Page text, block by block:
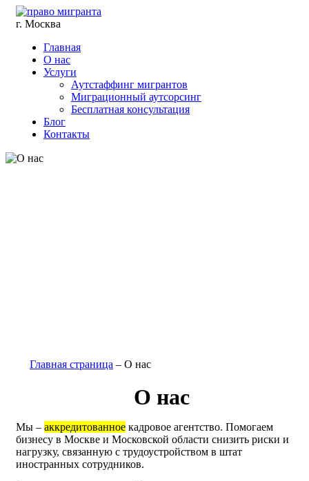
г. Москва
Главная
О нас
Услуги
Аутстаффинг мигрантов
Миграционный аутсорсинг
Бесплатная консультация
Блог
Контакты
Главная страница – О нас
О нас
Мы – аккредитованное кадровое агентство. Помогаем
бизнесу в Москве и Московской области снизить риски и
нагрузку, связанную с трудоустройством в штат
иностранных сотрудников.